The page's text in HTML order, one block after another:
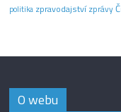
politika zpravodajstvízprávy
O webu